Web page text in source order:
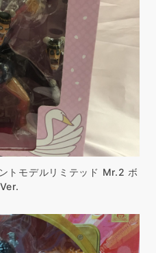
トモデルリミテッド Mr.2 ボ